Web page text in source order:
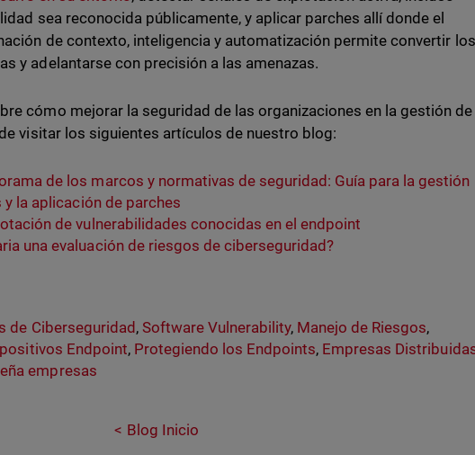
sea reconocida públicamente, y aplicar parches allí donde el
de contexto, inteligencia y automatización permite convertir los
y adelantarse con precisión a las amenazas.
cómo mejorar la seguridad de las organizaciones en la gestión de
visitar los siguientes artículos de nuestro blog:
de los marcos y normativas de seguridad: Guía para la gestión
la aplicación de parches
de vulnerabilidades conocidas en el endpoint
una evaluación de riesgos de ciberseguridad?
de Ciberseguridad , Software Vulnerability, Manejo de Riesgos,
Endpoint, Protegiendo los Endpoints, Empresas
empresas
Blog Inicio